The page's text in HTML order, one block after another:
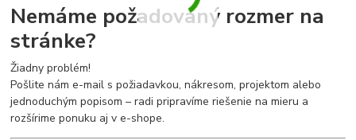
Nemáme požadovaný rozmer na
stránke?
Žiadny problém!
Pošlite nám e-mail s požiadavkou, nákresom, projektom alebo
jednoduchým popisom – radi pripravíme riešenie na mieru a
rozšírime ponuku aj v e-shope.